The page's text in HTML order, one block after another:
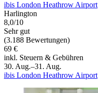
ibis London Heathrow Airport
Harlington
8,0/10
Sehr gut
(3.188 Bewertungen)
69 €
inkl. Steuern & Gebühren
30. Aug.–31. Aug.
ibis London Heathrow Airport